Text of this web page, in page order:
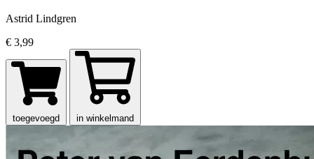
Astrid Lindgren
€ 3,99
toegevoegd in winkelmand